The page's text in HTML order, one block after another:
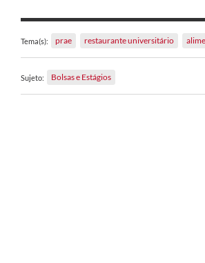
Tema(s): prae restaurante universitário
Sujeto: Bolsas e Estágios